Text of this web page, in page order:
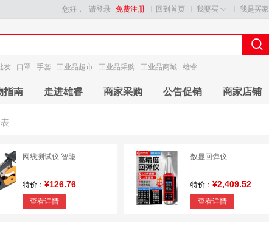
回到首页 我要买 我是买家
您好， 请登录 免费注册
发 口罩 手套 工业品超市 工业品采购 工业品商城 雄睿
指南 走进雄睿 商家采购 公告促销 商家店铺
网线测试仪 智能
特价： ¥126.76
查看详情
数显回弹仪
特价： ¥2,409.52
查看详情